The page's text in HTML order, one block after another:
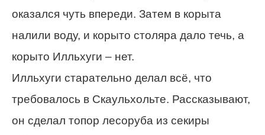
оказался чуть впереди. Затем в корыта
налили воду, и корыто столяра дало течь, а
корыто Илльхуги – нет.
Илльхуги старательно делал всё, что
требовалось в Скаульхольте. Рассказывают,
он сделал топор лесоруба из секиры